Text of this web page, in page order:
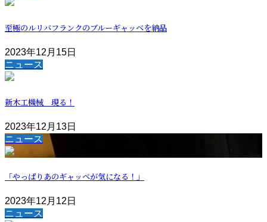
至極のルリバフランクのブルーギャッベを納品
2023年12月15日
ニュース
新木工機械 現る！
2023年12月13日
ニュース
「やっぱりあのギャッベが気になる！」
2023年12月12日
ニュース